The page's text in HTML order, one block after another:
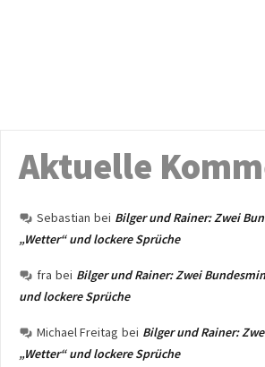
Aktuelle
Sebastian bei Bilger und Rainer: Zwei
„Wetter“ und lockere Sprüche
fra bei Bilger und Rainer: Zwei
und lockere Sprüche
Michael Freitag bei Bilger und Rainer:
„Wetter“ und lockere Sprüche